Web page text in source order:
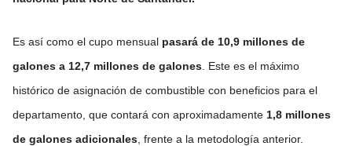
Es así como el cupo mensual pasará de 10,9 millones de
galones a 12,7 millones de galones . Este es el máximo
histórico de asignación de combustible con beneficios para el
departamento, que contará con aproximadamente 1,8 millones
de galones adicionales , frente a la metodología anterior.